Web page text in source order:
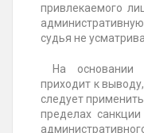
привлекаемого
судья не
На основании
приходит к
следует
пределах